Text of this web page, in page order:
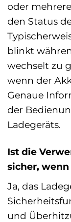
oder
den Status
blinkt
wechselt zu
wenn der
Genaue
der
Ladegeräts.
Ist die
sicher,
Ja, das
und